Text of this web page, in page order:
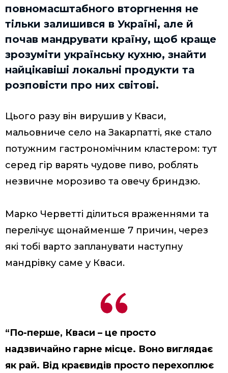
повномасштабного вторгнення не
тільки залишився в Україні, але й
почав мандрувати країну, щоб краще
зрозуміти українську кухню, знайти
найцікавіші локальні продукти та
розповісти про них світові.
Цього разу він вирушив у Кваси,
мальовниче село на Закарпатті, яке стало
потужним гастрономічним кластером: тут
серед гір варять чудове пиво, роблять
незвичне морозиво та овечу бриндзю.
Марко Черветті ділиться враженнями та
перелічує щонайменше 7 причин, через
які тобі варто запланувати наступну
мандрівку саме у Кваси.
“По-перше, Кваси – це просто
надзвичайно гарне місце. Воно виглядає
як рай. Від краєвидів просто перехоплює